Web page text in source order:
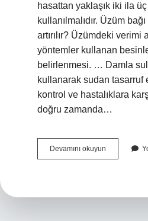
hasattan yaklaşık iki ila
kullanılmalıdır. Üzüm
artırılır? Üzümdeki verimi
yöntemler kullanan
belirlenmesi. … Damla
kullanarak sudan
kontrol ve hastalıklara
doğru zamanda…
Devamını okuyun
Bağına